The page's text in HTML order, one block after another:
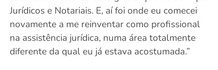
Jurídicos e Notariais. E, aí foi onde eu comecei
novamente a me reinventar como profissional
na assistência jurídica, numa área totalmente
diferente da qual eu já estava acostumada.”